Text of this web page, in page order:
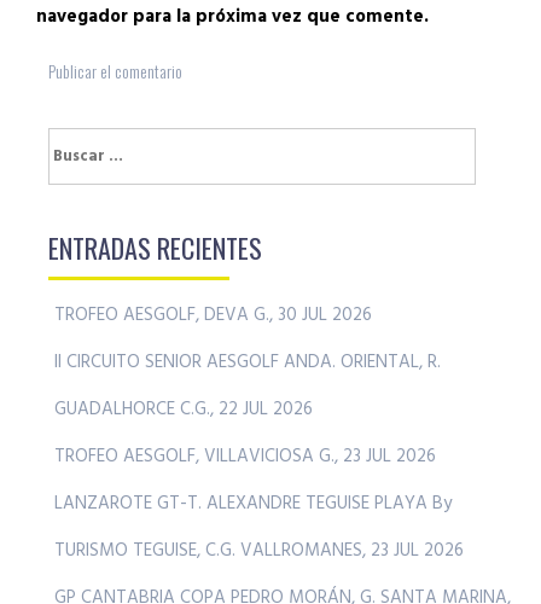
navegador para la próxima vez que comente.
Buscar:
ENTRADAS RECIENTES
TROFEO AESGOLF, DEVA G., 30 JUL 2026
II CIRCUITO SENIOR AESGOLF ANDA. ORIENTAL, R.
GUADALHORCE C.G., 22 JUL 2026
TROFEO AESGOLF, VILLAVICIOSA G., 23 JUL 2026
LANZAROTE GT-T. ALEXANDRE TEGUISE PLAYA By
TURISMO TEGUISE, C.G. VALLROMANES, 23 JUL 2026
GP CANTABRIA COPA PEDRO MORÁN, G. SANTA MARINA,